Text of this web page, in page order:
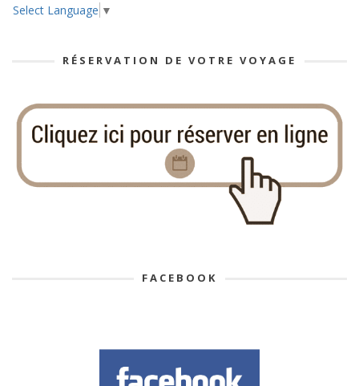
Select Language ▼
RÉSERVATION DE VOTRE VOYAGE
FACEBOOK